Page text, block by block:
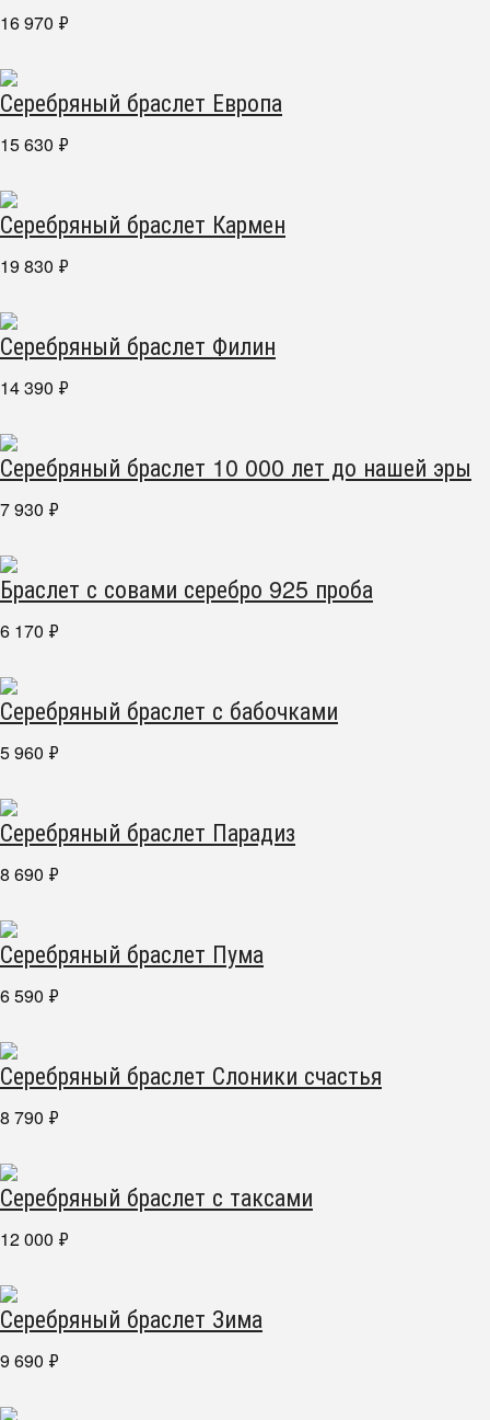
16 970 ₽
Серебряный браслет Европа
15 630 ₽
Серебряный браслет Кармен
19 830 ₽
Серебряный браслет Филин
14 390 ₽
Серебряный браслет 10 000 лет до нашей эры
7 930 ₽
Браслет с совами серебро 925 проба
6 170 ₽
Серебряный браслет с бабочками
5 960 ₽
Серебряный браслет Парадиз
8 690 ₽
Серебряный браслет Пума
6 590 ₽
Серебряный браслет Слоники счастья
8 790 ₽
Серебряный браслет с таксами
12 000 ₽
Серебряный браслет Зима
9 690 ₽